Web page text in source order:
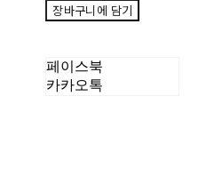
장바구니에 담기
페이스북
카카오톡